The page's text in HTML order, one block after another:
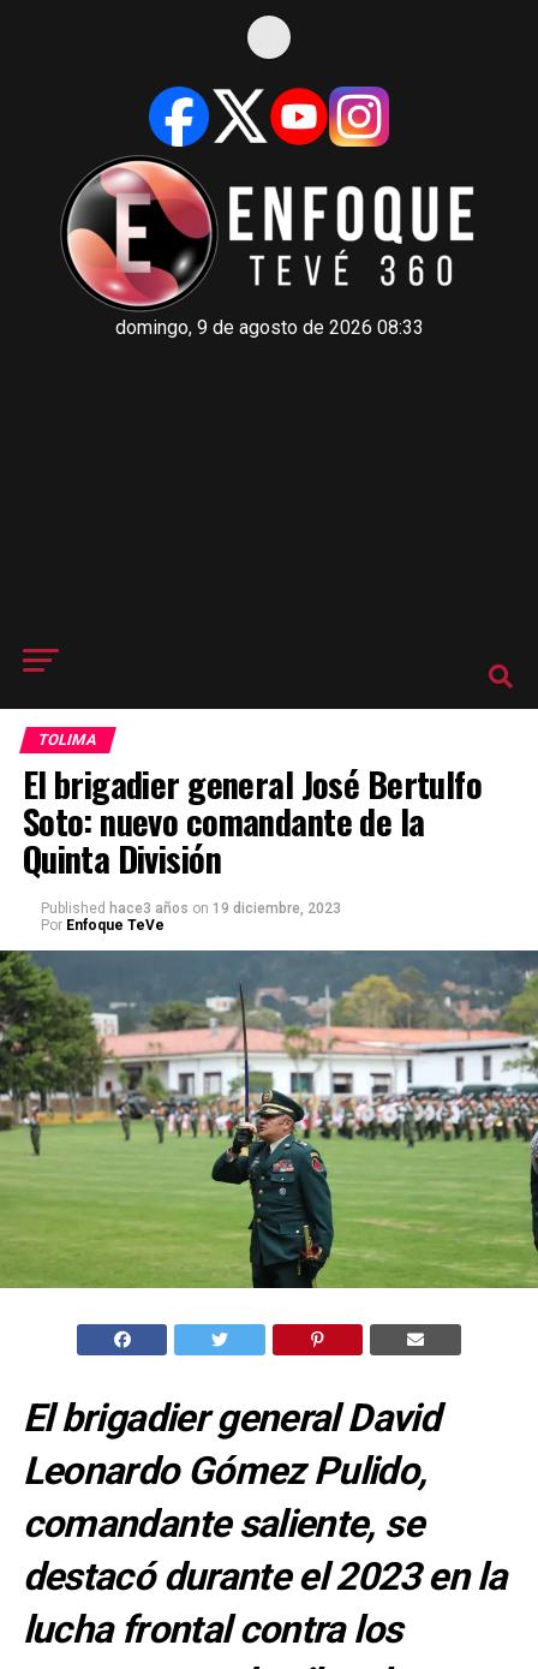
domingo, 9 de agosto de 2026 08:33
TOLIMA
El brigadier general José Bertulfo
Soto: nuevo comandante de la
Quinta División
Published hace3 años on 19 diciembre, 2023
Por Enfoque TeVe
El brigadier general David
Leonardo Gómez Pulido,
comandante saliente, se
destacó durante el 2023 en la
lucha frontal contra los